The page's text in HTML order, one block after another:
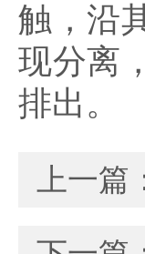
触，沿
现分离
排出。
上一篇